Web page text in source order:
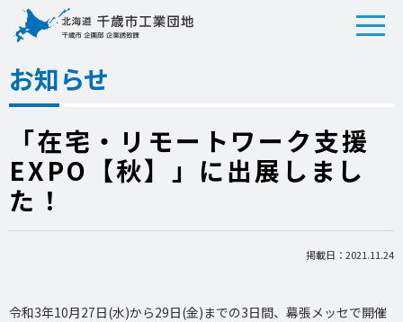
お知らせ
「在宅・リモートワーク支援
EXPO【秋】」に出展しまし
た！
掲載日：2021.11.24
令和3年10月27日(水)から29日(金)までの3日間、幕張メッセで開催